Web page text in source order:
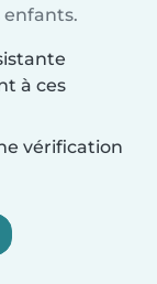
enfants.
à ces
vérification